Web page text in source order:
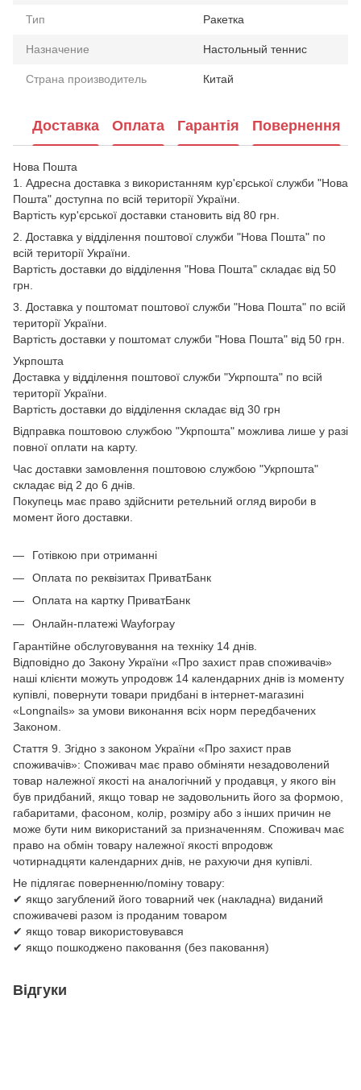
Тип Ракетка
Назначение Настольный теннис
Страна производитель Китай
Доставка Оплата Гарантія Повернення
Нова Пошта
1. Адресна доставка з використанням кур'єрської служби "Нова
Пошта" доступна по всій території України.
Вартість кур'єрської доставки становить від 80 грн.
2. Доставка у відділення поштової служби "Нова Пошта" по
всій території України.
Вартість доставки до відділення "Нова Пошта" складає від 50
грн.
3. Доставка у поштомат поштової служби "Нова Пошта" по всій
території України.
Вартість доставки у поштомат служби "Нова Пошта" від 50 грн.
Укрпошта
Доставка у відділення поштової служби "Укрпошта" по всій
території України.
Вартість доставки до відділення складає від 30 грн
Відправка поштовою службою "Укрпошта" можлива лише у разі
повної оплати на карту.
Час доставки замовлення поштовою службою "Укрпошта"
складає від 2 до 6 днів.
Покупець має право здійснити ретельний огляд вироби в
момент його доставки.
Готівкою при отриманні
Оплата по реквізитах ПриватБанк
Оплата на картку ПриватБанк
Онлайн-платежі Wayforpay
Гарантійне обслуговування на техніку 14 днів.
Відповідно до Закону України «Про захист прав споживачів»
наші клієнти можуть упродовж 14 календарних днів із моменту
купівлі, повернути товари придбані в інтернет-магазині
«Longnails» за умови виконання всіх норм передбачених
Законом.
Стаття 9. Згідно з законом України «Про захист прав
споживачів»: Споживач має право обміняти незадоволений
товар належної якості на аналогічний у продавця, у якого він
був придбаний, якщо товар не задовольнить його за формою,
габаритами, фасоном, колір, розміру або з інших причин не
може бути ним використаний за призначенням. Споживач має
право на обмін товару належної якості впродовж
чотирнадцяти календарних днів, не рахуючи дня купівлі.
Не підлягає поверненню/поміну товару:
✔ якщо загублений його товарний чек (накладна) виданий
споживачеві разом із проданим товаром
✔ якщо товар використовувався
✔ якщо пошкоджено паковання (без паковання)
Відгуки